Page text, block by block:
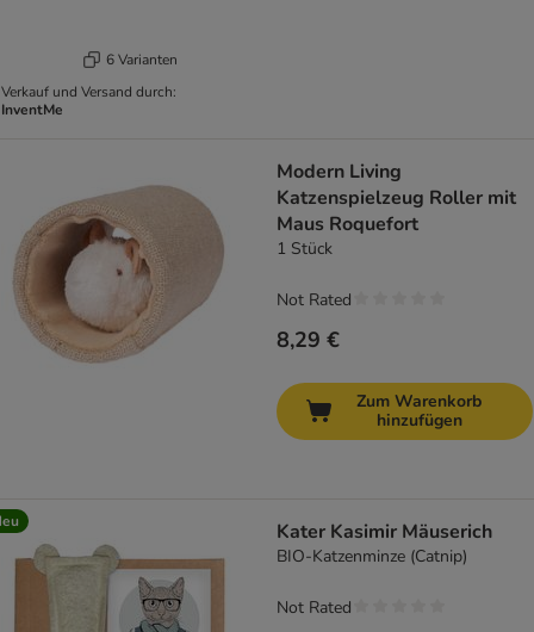
6 Varianten
Verkauf und Versand durch:
InventMe
Modern Living
Katzenspielzeug Roller mit
Maus Roquefort
1 Stück
8,29 €
Not Rated
Zum Warenkorb
hinzufügen
Kater Kasimir Mäuserich
BIO-Katzenminze (Catnip)
Not Rated